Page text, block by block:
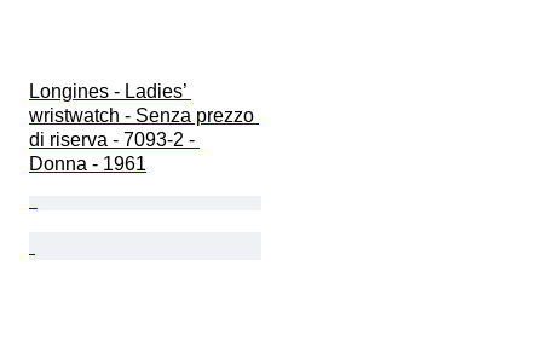
Longines - Ladies’
wristwatch - Senza prezzo
di riserva - 7093-2 -
Donna - 1961